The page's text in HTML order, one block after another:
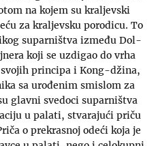
na kojem su kraljevski
za kraljevsku porodicu. To
suparništva između Dol-
koji se uzdigao do vrha
principa i Kong-džina,
sa urođenim smislom za
glavni svedoci suparništva
u palati, stvarajući priču
o prekrasnoj odeći koja je